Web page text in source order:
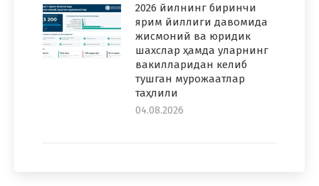
2026 йилнинг биринчи
ярим йиллиги давомида
жисмоний ва юридик
шахслар ҳамда уларнинг
вакилларидан келиб
тушган мурожаатлар
таҳлили
04.08.2026